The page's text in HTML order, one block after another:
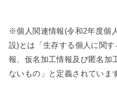
※個人関連情報(令和2年度個
設)とは「生存する個人に関
報、仮名加工情報及び匿名加
ないもの」と定義されていま